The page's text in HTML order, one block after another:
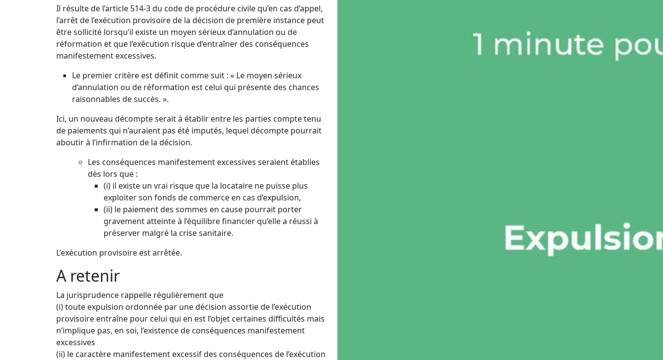
Il résulte de l’article 514-3 du code de procédure civile qu’en cas d’appel,
l’arrêt de l’exécution provisoire de la décision de première instance peut
être sollicité lorsqu’il existe un moyen sérieux d’annulation ou de
réformation et que l’exécution risque d’entraîner des conséquences
manifestement excessives.
Le premier critère est définit comme suit : « Le moyen sérieux
d’annulation ou de réformation est celui qui présente des chances
raisonnables de succès. ».
Ici, un nouveau décompte serait à établir entre les parties compte tenu
de paiements qui n’auraient pas été imputés, lequel décompte pourrait
aboutir à l’infirmation de la décision.
Les conséquences manifestement excessives seraient établies
dès lors que :
(i) il existe un vrai risque que la locataire ne puisse plus
exploiter son fonds de commerce en cas d’expulsion,
(ii) le paiement des sommes en cause pourrait porter
gravement atteinte à l’équilibre financier qu’elle a réussi à
préserver malgré la crise sanitaire.
L’exécution provisoire est arrêtée.
A retenir
La jurisprudence rappelle régulièrement que
(i) toute expulsion ordonnée par une décision assortie de l’exécution
provisoire entraîne pour celui qui en est l’objet certaines difficultés mais
n’implique pas, en soi, l’existence de conséquences manifestement
excessives
(ii) le caractère manifestement excessif des conséquences de l’exécution